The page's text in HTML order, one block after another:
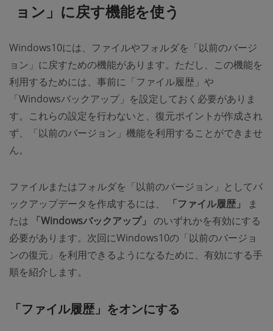
ョン」に戻す機能を使う
Windows10には、ファイルやフォルダを「以前のバージ
ョン」に戻すための機能があります。ただし、この機能を
利用するためには、事前に「ファイル履歴」や
「Windowsバックアップ」を設定しておく必要がありま
す。これらの設定を行わないと、復元ポイントが作成され
ず、「以前のバージョン」機能を利用することができませ
ん。
ファイルまたはフォルダを「以前のバージョン」としてバ
ックアップデータを作成するには、
「ファイル履歴」
ま
たは
「Windowsバックアップ」 のいずれかを有効にする
必要があります。次回にWindows10の「以前のバージョ
ンの復元」を利用できるようになるために、有効にする手
順を紹介します。
「ファイル履歴」をオンにする